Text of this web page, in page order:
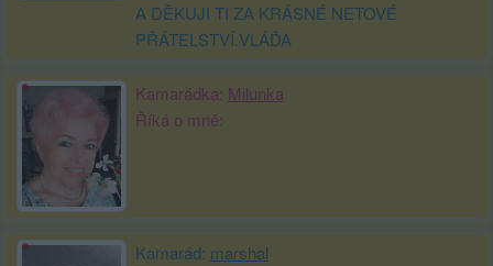
A DĚKUJI TI ZA KRÁSNÉ NETOVÉ
PŘÁTELSTVÍ.VLÁĎA
Kamarádka: Milunka
Říká o mně:
Kamarád: marshal